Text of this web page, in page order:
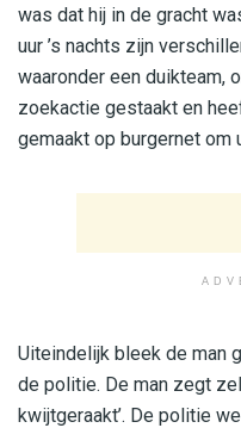
was dat hij in de gracht
uur ’s nachts zijn
waaronder een duikteam,
zoekactie gestaakt en
gemaakt op burgernet om
Uiteindelijk bleek de man
de politie. De man zegt
kwijtgeraakt’. De politie